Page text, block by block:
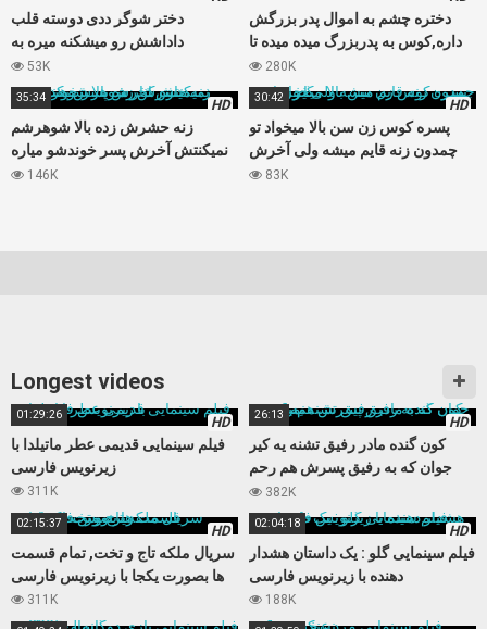
دختر شوگر ددی دوسته قلب
داداشش رو میشکنه میره به
ناپدریش کوس میده
53K
دختره چشم به اموال پدر بزرگش
داره,کوس به پدربزرگ میده میده تا
اموال بنامش بزنه
280K
HD
35:34
زنه حشرش زده بالا شوهرشم
نمیکنتش آخرش پسر خوندشو میاره
کنار شوهرش بکنتش
146K
HD
30:42
پسره کوس زن سن بالا میخواد تو
چمدون زنه قایم میشه ولی آخرش
گیر میاد
83K
Longest videos
HD
01:29:26
فیلم سینمایی قدیمی عطر ماتیلدا با
زیرنویس فارسی
311K
HD
26:13
کون گنده مادر رفیق تشنه یه کیر
جوان که به رفیق پسرش هم رحم
نمیکنه
382K
HD
02:15:37
سریال ملکه تاج و تخت, تمام قسمت
ها بصورت یکجا با زیرنویس فارسی
311K
HD
02:04:18
فیلم سینمایی گلو : یک داستان هشدار
دهنده با زیرنویس فارسی
188K